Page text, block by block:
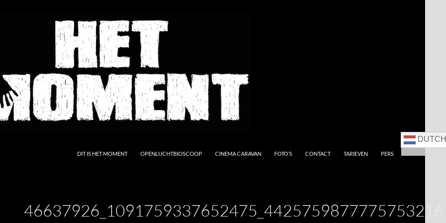
DIT IS HET MOMENT OPENLUCHTBIOSCOOP CINEMA CARAVAN FOTO’S CONTACT TARIEVEN PERS
DUTCH